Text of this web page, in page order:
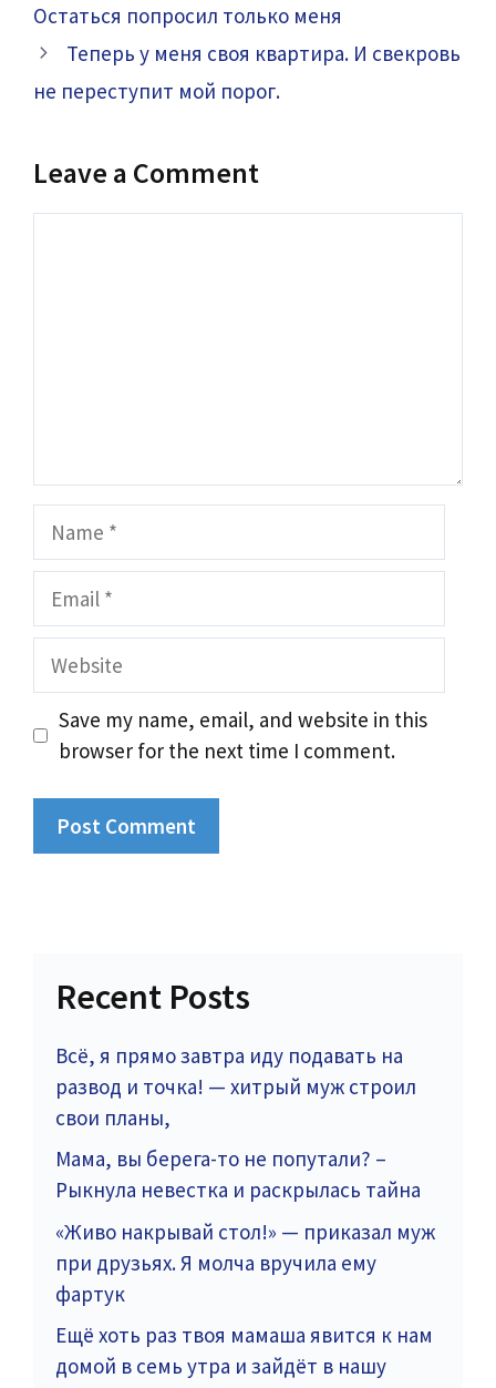
Остаться попросил только меня
Теперь у меня своя квартира. И свекровь
не переступит мой порог.
Leave a Comment
Name
Email
Website
Save my name, email, and website in this
browser for the next time I comment.
Recent Posts
Всё, я прямо завтра иду подавать на
развод и точка! — хитрый муж строил
свои планы,
Мама, вы берега-то не попутали? –
Рыкнула невестка и раскрылась тайна
«Живо накрывай стол!» — приказал муж
при друзьях. Я молча вручила ему
фартук
Ещё хоть раз твоя мамаша явится к нам
домой в семь утра и зайдёт в нашу